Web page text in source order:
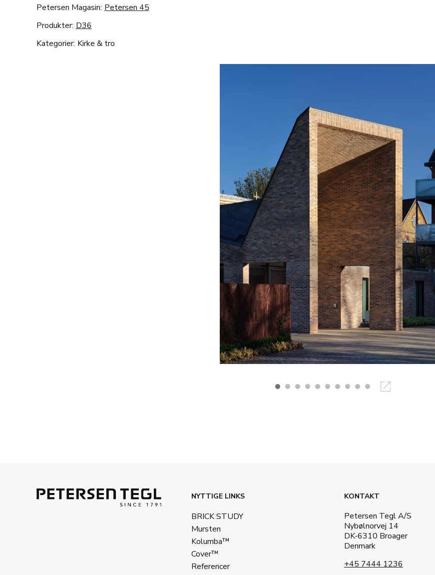
Petersen Magasin: Petersen 45
Produkter: D36
Kategorier: Kirke & tro
NYTTIGE LINKS
BRICK STUDY
Mursten
Kolumba™
Cover™
Referencer
KONTAKT
Petersen Tegl A/S
Nybølnorvej 14
DK-6310 Broager
Denmark
+45 7444 1236